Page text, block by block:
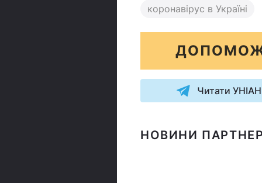
коронавірус в Україні
Читати
НОВИНИ